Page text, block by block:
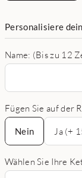
Personalisiere
Name: (Bis zu 12
Fügen Sie auf der
Nein
Nein
Ja (+
Wählen Sie Ihre